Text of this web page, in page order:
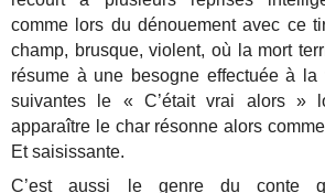
comme lors du dénouement avec ce
champ, brusque, violent, où la mort
résume à une besogne effectuée à la
suivantes le « C’était vrai alors »
apparaître le char résonne alors
Et saisissante.
C’est aussi le genre du conte